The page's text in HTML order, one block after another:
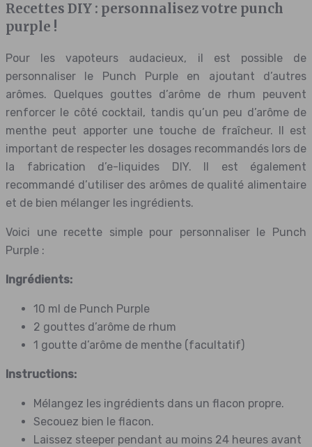
Recettes DIY : personnalisez votre punch
purple !
Pour les vapoteurs audacieux, il est possible de
personnaliser le Punch Purple en ajoutant d’autres
arômes. Quelques gouttes d’arôme de rhum peuvent
renforcer le côté cocktail, tandis qu’un peu d’arôme de
menthe peut apporter une touche de fraîcheur. Il est
important de respecter les dosages recommandés lors de
la fabrication d’e-liquides DIY. Il est également
recommandé d’utiliser des arômes de qualité alimentaire
et de bien mélanger les ingrédients.
Voici une recette simple pour personnaliser le Punch
Purple :
Ingrédients:
10 ml de Punch Purple
2 gouttes d’arôme de rhum
1 goutte d’arôme de menthe (facultatif)
Instructions:
Mélangez les ingrédients dans un flacon propre.
Secouez bien le flacon.
Laissez steeper pendant au moins 24 heures avant